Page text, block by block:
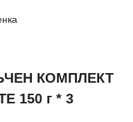
КОМПЛЕКТ
150 г * 3